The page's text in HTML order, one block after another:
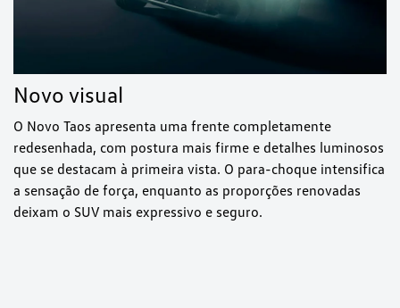
Novo visual
O Novo Taos apresenta uma frente completamente
redesenhada, com postura mais firme e detalhes luminosos
que se destacam à primeira vista. O para-choque intensifica
a sensação de força, enquanto as proporções renovadas
deixam o SUV mais expressivo e seguro.